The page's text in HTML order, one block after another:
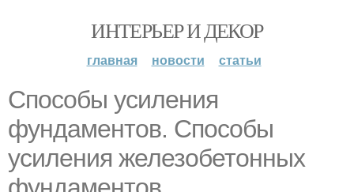
ИНТЕРЬЕР И ДЕКОР
главная новости статьи
Способы усиления
фундаментов. Способы
усиления железобетонных